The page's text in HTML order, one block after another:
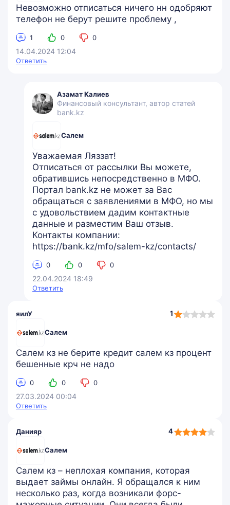
Невозможно отписаться ничего нн одобряют
телефон не берут решите проблему ,
1 0 0
14.04.2024 12:04
Ответить
Азамат Калиев
Финансовый консультант, автор статей
bank.kz
Салем
Уважаемая Ляззат!
Отписаться от рассылки Вы можете,
обратившись непосредственно в МФО.
Портал bank.kz не может за Вас
обращаться с заявлениями в МФО, но мы
с удовольствием дадим контактные
данные и разместим Ваш отзыв.
Контакты компании:
https://bank.kz/mfo/salem-kz/contacts/
0 0 0
22.04.2024 18:49
Ответить
яилУ
Салем
1
1,0
Салем кз не берите кредит салем кз процент
бешенные крч не надо
0 0 0
27.03.2024 00:04
Ответить
Данияр
Салем
4
4,0
Салем кз – неплохая компания, которая
выдает займы онлайн. Я обращался к ним
несколько раз, когда возникали форс-